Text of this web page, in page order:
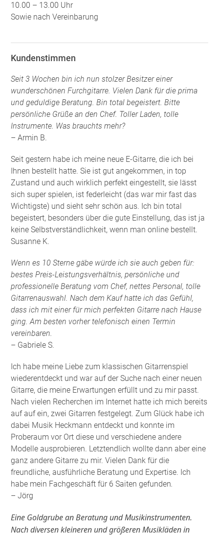
10.00 – 13.00 Uhr
Sowie nach Vereinbarung
Kundenstimmen
Seit 3 Wochen bin ich nun stolzer Besitzer einer
wunderschönen Furchgitarre. Vielen Dank für die prima
und geduldige Beratung. Bin total begeistert. Bitte
persönliche Grüße an den Chef. Toller Laden, tolle
Instrumente. Was brauchts mehr?
– Armin B.
Seit gestern habe ich meine neue E-Gitarre, die ich bei
Ihnen bestellt hatte. Sie ist gut angekommen, in top
Zustand und auch wirklich perfekt eingestellt, sie lässt
sich super spielen, ist federleicht (das war mir fast das
Wichtigste) und sieht sehr schön aus. Ich bin total
begeistert, besonders über die gute Einstellung, das ist ja
keine Selbstverständlichkeit, wenn man online bestellt.
Susanne K.
Wenn es 10 Sterne gäbe würde ich sie auch geben für:
bestes Preis-Leistungsverhältnis, persönliche und
professionelle Beratung vom Chef, nettes Personal, tolle
Gitarrenauswahl. Nach dem Kauf hatte ich das Gefühl,
dass ich mit einer für mich perfekten Gitarre nach Hause
ging. Am besten vorher telefonisch einen Termin
vereinbaren.
– Gabriele S.
Ich habe meine Liebe zum klassischen Gitarrenspiel
wiederentdeckt und war auf der Suche nach einer neuen
Gitarre, die meine Erwartungen erfüllt und zu mir passt.
Nach vielen Recherchen im Internet hatte ich mich bereits
auf auf ein, zwei Gitarren festgelegt. Zum Glück habe ich
dabei Musik Heckmann entdeckt und konnte im
Proberaum vor Ort diese und verschiedene andere
Modelle ausprobieren. Letztendlich wollte dann aber eine
ganz andere Gitarre zu mir. Vielen Dank für die
freundliche, ausführliche Beratung und Expertise. Ich
habe mein Fachgeschäft für 6 Saiten gefunden.
– Jörg
Eine Goldgrube an Beratung und Musikinstrumenten.
Nach diversen kleineren und größeren Musikläden in